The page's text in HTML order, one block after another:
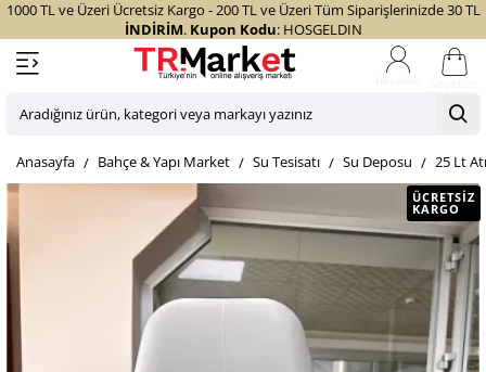
1000 TL ve Üzeri Ücretsiz Kargo - 200 TL ve Üzeri Tüm Siparişlerinizde 30 TL
İNDİRİM. Kupon Kodu: HOSGELDIN
Aradığınız
kategori
veya
markayı
yazınız
homeBahçe & Yapı Market Su Tesisatı Su Deposu 25 Lt
ÜCRETSIZ
KARGO